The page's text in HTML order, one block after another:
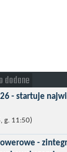
dodane
- startuje
to jedno z
Polsce. wyścig
World...
g. 11:50)
-